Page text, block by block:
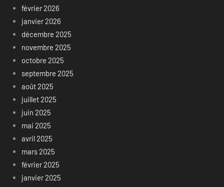
février 2026
janvier 2026
décembre 2025
novembre 2025
octobre 2025
septembre 2025
août 2025
juillet 2025
juin 2025
mai 2025
avril 2025
mars 2025
février 2025
janvier 2025